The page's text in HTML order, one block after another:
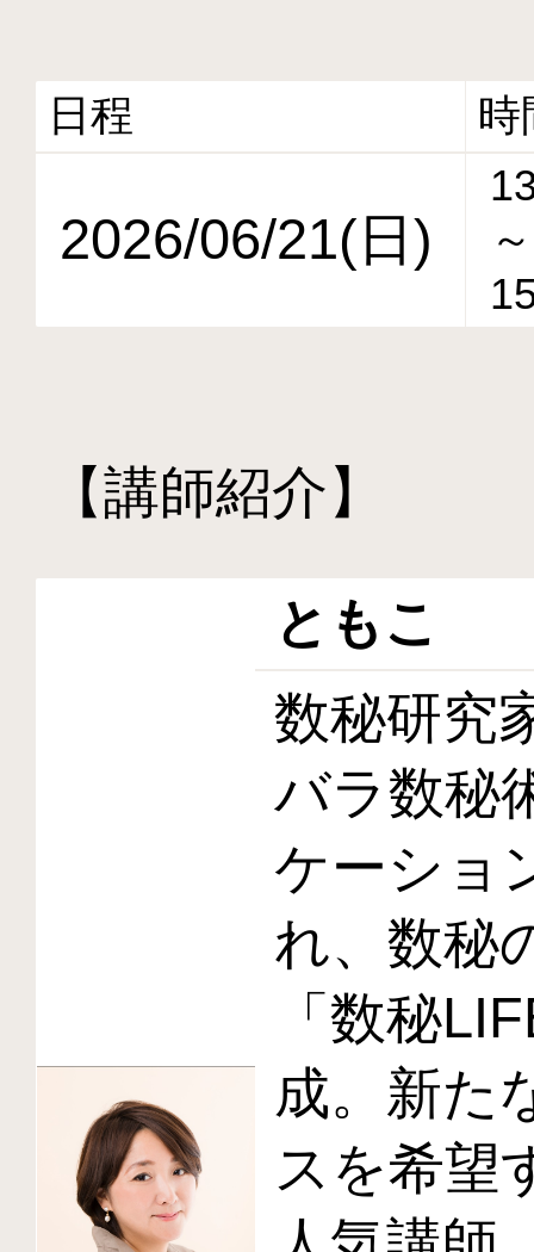
日程 時
2026/06/21(日)
～
【講師紹介】
ともこ
数秘研究
バラ数秘
ケーショ
れ、数秘
「数秘
成。新た
スを希望